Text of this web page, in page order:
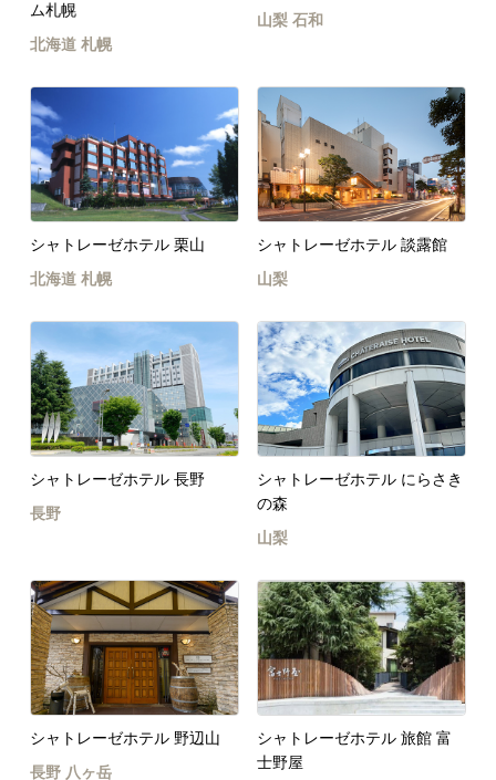
ム札幌
北海道 札幌
山梨 石和
シャトレーゼホテル 栗山
北海道 札幌
シャトレーゼホテル 談露館
山梨
シャトレーゼホテル 長野
長野
シャトレーゼホテル にらさき
の森
山梨
シャトレーゼホテル 野辺山
長野 八ヶ岳
シャトレーゼホテル 旅館 富
士野屋